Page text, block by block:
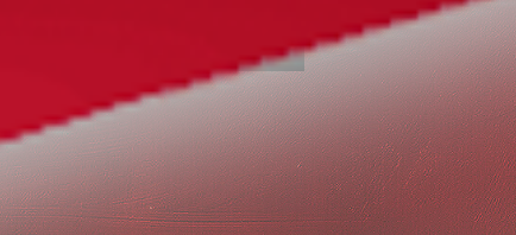
13910505354